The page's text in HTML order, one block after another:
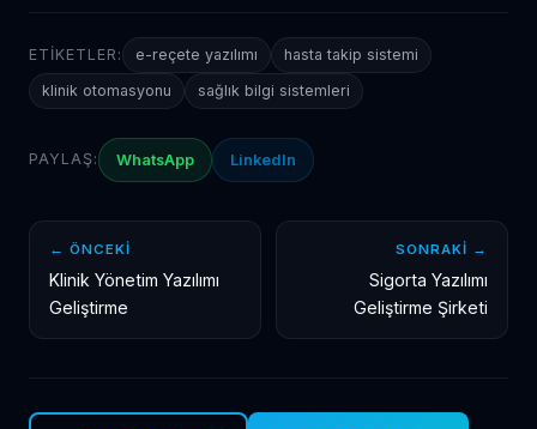
ETIKETLER: e-reçete yazılımı
hasta takip sistemi
klinik otomasyonu
sağlık bilgi sistemleri
PAYLAŞ: WhatsApp LinkedIn
← ÖNCEKI
Klinik Yönetim Yazılımı
Geliştirme
SONRAKI →
Sigorta Yazılımı
Geliştirme Şirketi